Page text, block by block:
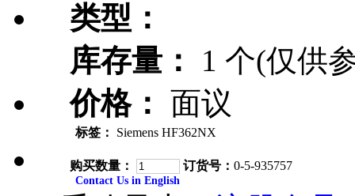
类型：
库存量：
1 个(仅供
价格： 面议
标签： Siemens HF362NX
购买数量： 订货号： 0-5-935757
Contact Us in English